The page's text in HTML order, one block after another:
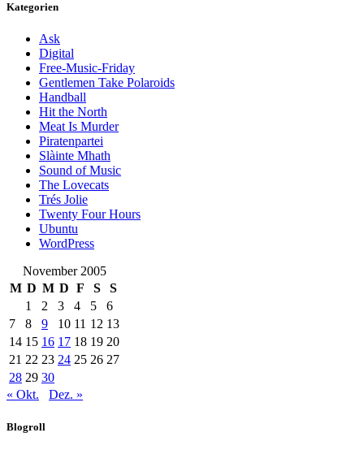
Kategorien
Ask
Digital
Free-Music-Friday
Gentlemen Take Polaroids
Handball
Hit the North
Meat Is Murder
Piratenpartei
Slàinte Mhath
Sound of Music
The Lovecats
Trés Jolie
Twenty Four Hours
Ubuntu
WordPress
November 2005
M D M D F S
S
1
2 3 4 5
6
7
8 9 10 11 12 13
14 15 16 17 18 19 20
21 22 23 24 25 26 27
28 29 30
« Okt.
Dez. »
Blogroll